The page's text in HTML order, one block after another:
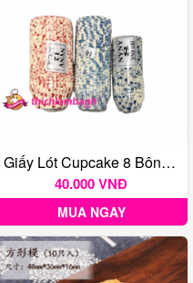
Giấy Lót Cupcake 8 Bông - 350 Cái
40.000 VNĐ
MUA NGAY